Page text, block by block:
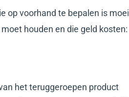
op voorhand te bepalen is
houden en die geld kosten:
het teruggeroepen product